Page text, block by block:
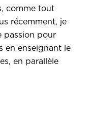
comme tout
récemment, je
passion pour
en enseignant le
en parallèle